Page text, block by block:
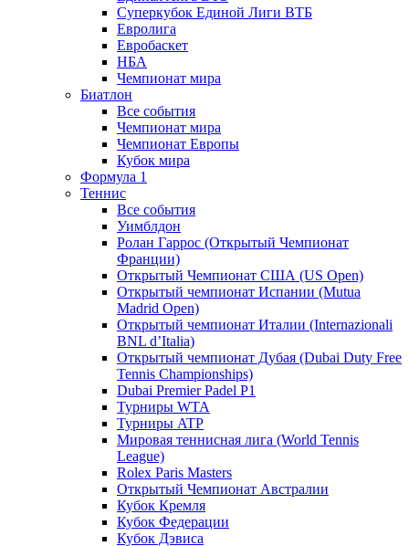
Суперкубок Единой Лиги ВТБ
Евролига
Евробаскет
НБА
Чемпионат мира
Биатлон
Все события
Чемпионат мира
Чемпионат Европы
Кубок мира
Формула 1
Теннис
Все события
Уимблдон
Ролан Гаррос (Открытый Чемпионат
Франции)
Открытый Чемпионат США (US Open)
Открытый чемпионат Испании (Mutua
Madrid Open)
Открытый чемпионат Италии (Internazionali
BNL d’Italia)
Открытый чемпионат Дубая (Dubai Duty Free
Tennis Championships)
Dubai Premier Padel P1
Турниры WTA
Турниры ATP
Мировая теннисная лига (World Tennis
League)
Rolex Paris Masters
Открытый Чемпионат Австралии
Кубок Кремля
Кубок Федерации
Кубок Дэвиса